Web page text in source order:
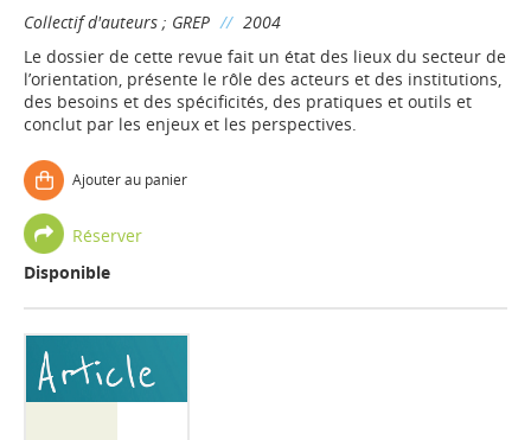
Collectif d'auteurs ; GREP // 2004
Le dossier de cette revue fait un état des lieux du secteur de
l’orientation, présente le rôle des acteurs et des institutions,
des besoins et des spécificités, des pratiques et outils et
conclut par les enjeux et les perspectives.
Ajouter au panier
Réserver
Disponible